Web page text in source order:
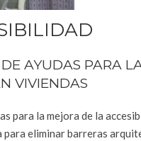
AYUDAS PARA
VIVIENDAS
para la mejora de la
para eliminar barreras